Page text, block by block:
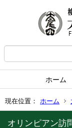
ホーム
現在位置： ホーム
オリンピアン訪